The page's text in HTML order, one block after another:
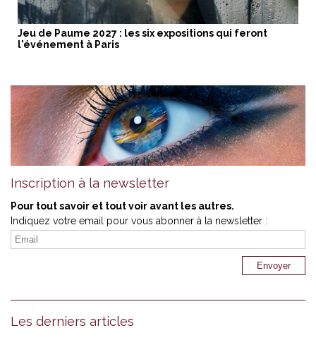
Jeu de Paume 2027 : les six expositions qui feront
l'événement à Paris
Inscription à la newsletter
Pour tout savoir et tout voir avant les autres.
Indiquez votre email pour vous abonner à la newsletter :
Les derniers articles